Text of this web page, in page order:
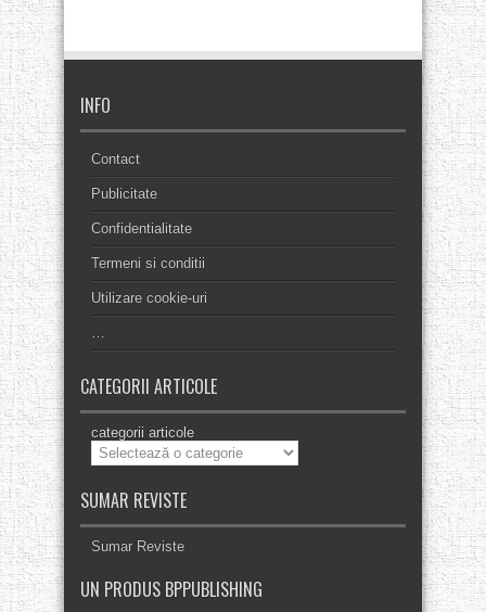
INFO
Contact
Publicitate
Confidentialitate
Termeni si conditii
Utilizare cookie-uri
…
CATEGORII ARTICOLE
categorii articole
SUMAR REVISTE
Sumar Reviste
UN PRODUS BPPUBLISHING